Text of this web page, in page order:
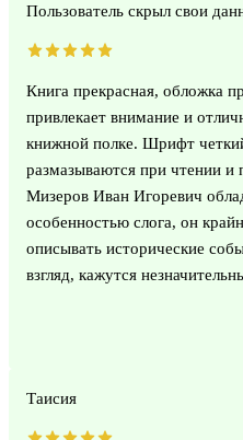
Пользователь скрыл свои
Книга прекрасная, обложка
привлекает внимание и
книжной полке. Шрифт
размазываются при чтении и
Мизеров Иван Игоревич
особенностью слога, он
описывать исторические
взгляд, кажутся
Таисия